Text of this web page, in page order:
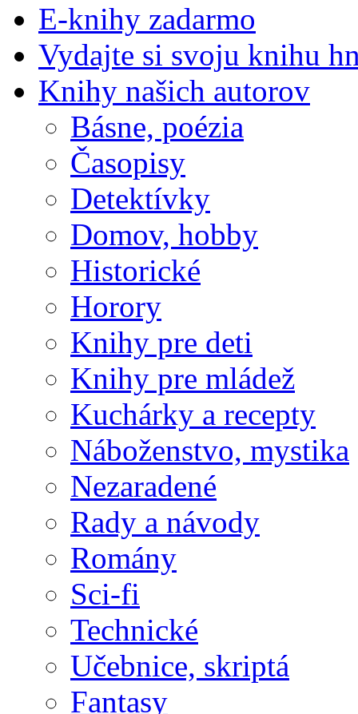
E-knihy zadarmo
Vydajte si svoju knihu
Knihy našich autorov
Básne, poézia
Časopisy
Detektívky
Domov, hobby
Historické
Horory
Knihy pre deti
Knihy pre mládež
Kuchárky a recepty
Náboženstvo, mystika
Nezaradené
Rady a návody
Romány
Sci-fi
Technické
Učebnice, skriptá
Fantasy